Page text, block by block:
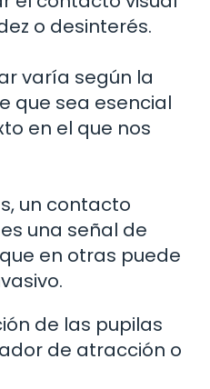
o desinterés.
varía según la
que sea esencial
en el que nos
un contacto
una señal de
en otras puede
de las pupilas
de atracción o